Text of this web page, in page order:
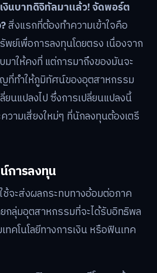
เงินบาทดิจิทัลมาแล้ว! จัดพอร์ต
สิ่งแรกที่ต้องทำความเข้าใจคือ
ย์เพื่อการลงทุนโดยตรง เนื่องจาก
าให้คงที่ แต่การมาถึงของมันจะ
ที่ทำให้ภูมิทัศน์ของอุตสาหกรรม
ลี่ยนแปลงไป ซึ่งการเปลี่ยนแปลงนี้
วามเสี่ยงใหม่ๆ ที่นักลงทุนต้องเตรี
การลงทุน
ช้จะส่งผลกระทบทางอ้อมต่อภาค
กลุ่มอุตสาหกรรมที่จะได้รับอิทธิพล
คโนโลยีทางการเงิน หรือฟินเทค